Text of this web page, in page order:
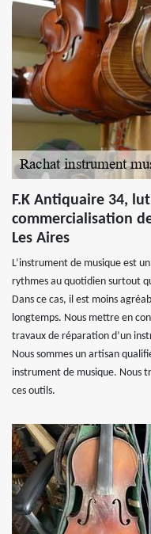
F.K Antiquaire 34,
commercialisation
Les Aires
L’instrument de musique est
rythmes au quotidien surtout
Dans ce cas, il est moins
longtemps. Nous mettre en
travaux de réparation d’un
Nous sommes un artisan
instrument de musique. Nous
ces outils.